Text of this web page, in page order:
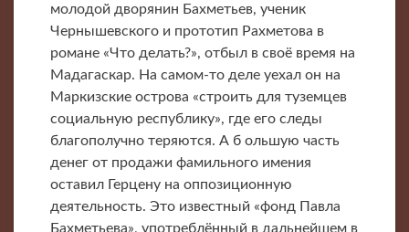
молодой дворянин Бахметьев, ученик
Чернышевского и прототип Рахметова в
романе «Что делать?», отбыл в своё время на
Мадагаскар. На самом-то деле уехал он на
Маркизские острова «строить для туземцев
социальную республику», где его следы
благополучно теряются. А б ольшую часть
денег от продажи фамильного имения
оставил Герцену на оппозиционную
деятельность. Это известный «фонд Павла
Бахметьева», употреблённый в дальнейшем в